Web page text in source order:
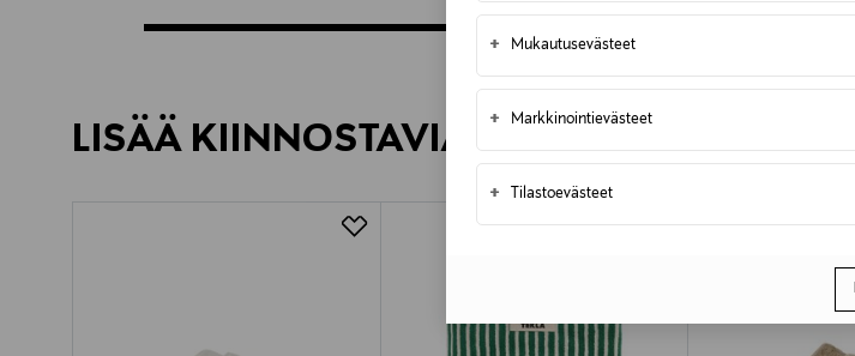
+ Mukautusevästeet
+ Markkinointievästeet
+ Tilastoevästeet
LISÄÄ KIINNOSTAVIA TUOTTEITA